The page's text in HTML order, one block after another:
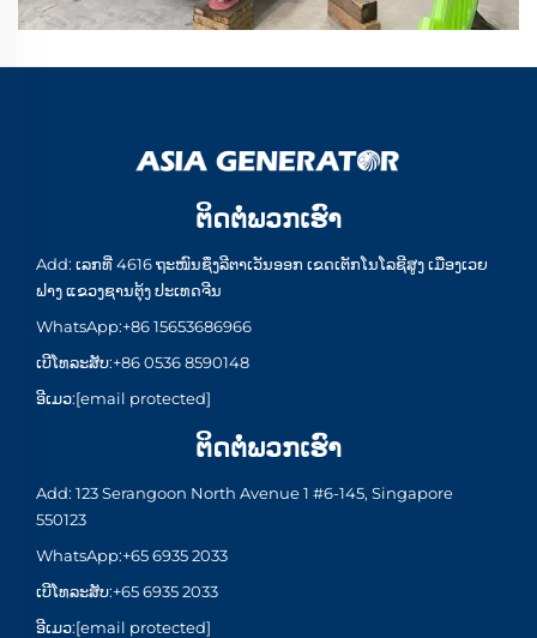
ຕິດຕໍ່ພວກເຮົາ
Add: ເລກທີ່ 4616 ຖະໜົນຊຶງລີຕາເວັນອອກ ເຂດເຕັກໂນໂລຊີສູງ ເມືອງເວຍ
ຟາງ ແຂວງຊານຕຸ້ງ ປະເທດຈີນ
WhatsApp:+86 15653686966
ເບີໂທລະສັບ:+86 0536 8590148
ອີເມວ:[email protected]
ຕິດຕໍ່ພວກເຮົາ
Add: 123 Serangoon North Avenue 1 #6-145, Singapore
550123
WhatsApp:+65 6935 2033
ເບີໂທລະສັບ:+65 6935 2033
ອີເມວ:[email protected]